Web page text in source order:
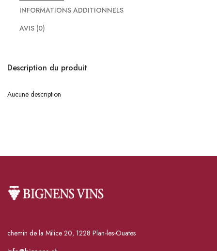
INFORMATIONS ADDITIONNELS
AVIS (0)
Description du produit
Aucune description
chemin de la Milice 20, 1228 Plan-les-Ouates